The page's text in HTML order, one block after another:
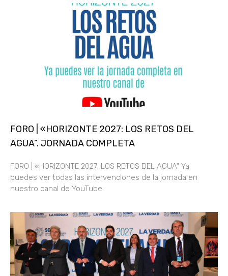
FORO | «HORIZONTE 2027: LOS RETOS DEL
AGUA”. JORNADA COMPLETA
FORO | «HORIZONTE 2027: LOS RETOS DEL AGUA” Ya
puedes ver todas las intervenciones de la jornada en
nuestro canal de YouTube.